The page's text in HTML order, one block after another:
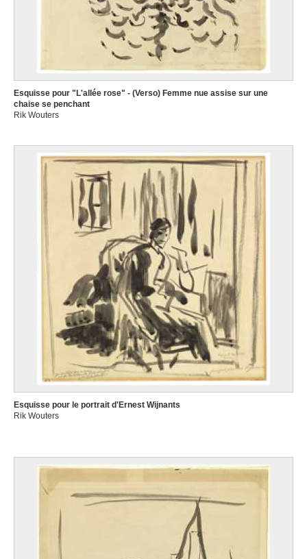
Esquisse pour "L'allée rose" - (Verso) Femme nue assise sur une
chaise se penchant
Rik Wouters
Esquisse pour le portrait d'Ernest Wijnants
Rik Wouters